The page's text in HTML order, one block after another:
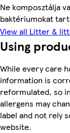
Ne komposztálja
baktériumokat
View all Litter &
Using
While every care
information is
reformulated, so
allergens may
label and not rely
website.